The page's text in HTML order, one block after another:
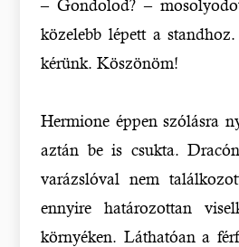
– Gondolod? –
közelebb lépett a
kérünk. Köszönöm!
Hermione éppen szólásra
aztán be is csukta.
varázslóval nem
ennyire határozottan
környéken. Láthatóan a